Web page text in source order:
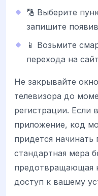
🔢 Выберите
запишите
📱 Возьмите
перехода на
Не закрывайте
телевизора до
регистрации. Если
приложение, код
придется
стандартная мера
предотвращающая
доступ к вашему